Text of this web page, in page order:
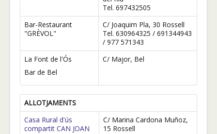
Tel. 697432505
Bar-Restaurant
"GRÈVOL"
C/ Joaquim Pla, 30 Rossell
Tel. 630964325 / 691344943
/ 977 571343
La Font de l'Ós
Bar de Bel
C/ Major, Bel
ALLOTJAMENTS
Casa Rural d'ús
compartit CAN JOAN
C/ Marina Cardona Muñoz,
15 Rossell